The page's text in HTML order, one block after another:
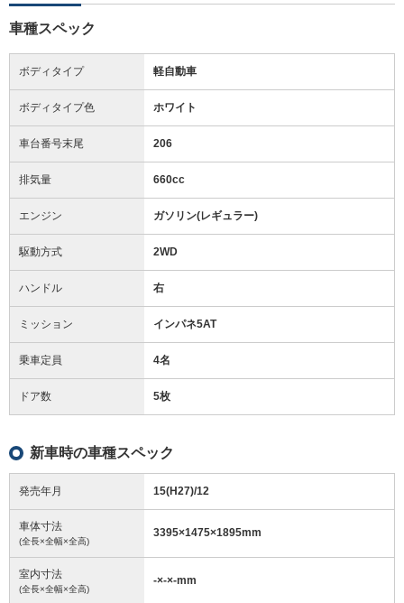
車種スペック
ボディタイプ 軽自動車
ボディタイプ色 ホワイト
車台番号末尾 206
排気量 660cc
エンジン ガソリン(レギュラー)
駆動方式 2WD
ハンドル 右
ミッション インパネ5AT
乗車定員 4名
ドア数 5枚
新車時の車種スペック
発売年月 15(H27)/12
車体寸法
(全長×全幅×全高)
3395×1475×1895mm
室内寸法
(全長×全幅×全高)
-×-×-mm